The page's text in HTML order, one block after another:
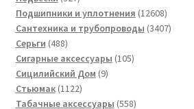
товаров
Подшипники и уплотнения 1260812608
товаров
Сантехника и трубопроводы 34073407
Серьги 488488
товаров
Сигарные аксессуары 105105
Сицилийский Дом 99
Стьюмак 11221122
товара
Табачные аксессуары 558558